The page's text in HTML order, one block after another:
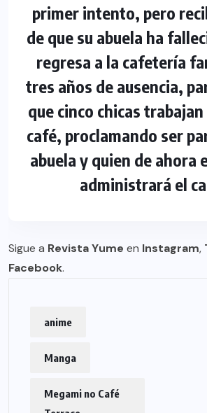
primer intento, pero
de que su abuela ha
regresa a la cafetería
tres años de ausencia,
que cinco chicas
café, proclamando ser
abuela y quien de ahora
administrará el
Sigue a Revista Yume en Instagram,
Facebook.
anime
Manga
Megami no Café